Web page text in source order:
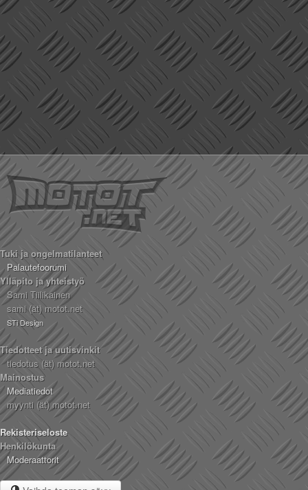
Tuki ja ongelmatilanteet
Palautefoorumi
Ylläpito ja yhteistyö
Sami Tiilikainen
sami (ät) motot.net
STi Design
Tiedotteet ja uutisvinkit
tiedotus (ät) motot.net
Mainostus
Mediatiedot
myynti (ät) motot.net
Rekisteriseloste
Henkilökunta
Moderaattorit